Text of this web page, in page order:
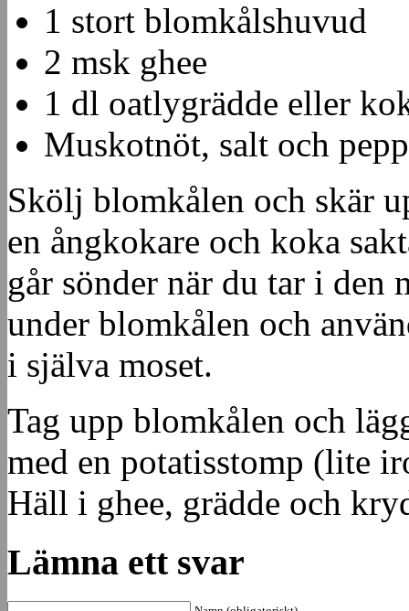
1 stort blomkålshuvud
2 msk ghee
1 dl oatlygrädde eller
Muskotnöt, salt och
Skölj blomkålen och skär
en ångkokare och koka
går sönder när du tar i den
under blomkålen och
i själva moset.
Tag upp blomkålen och
med en potatisstomp (lite
Häll i ghee, grädde och
Lämna ett svar